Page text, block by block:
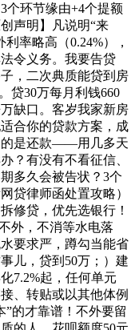
个环节缘由+4个提额
声明】凡说明“来
率略高（0.24%），
令义务。我要告贷
，二次典质能贷到房
贷30万每月利钱660
缺口。客岁我家新房
合你的贷款方案，成
的是还款——用几多天
？有没有不看征信、
多久会被告状？3个
贷律师函处置攻略）
修贷，优先选银行！
外，不消等水电落
要求严，蹲勾当能省
儿，贷到50万；）建
7.2%起，任何单元
、转贴或以其他体例
的才靠谱！不外要留